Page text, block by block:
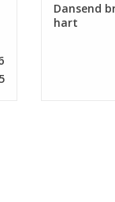
Dansend
hart